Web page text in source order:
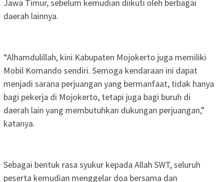
Jawa Timur, sebelum kemudian diikuti oleh berbagai
daerah lainnya.
“Alhamdulillah, kini Kabupaten Mojokerto juga memiliki
Mobil Komando sendiri. Semoga kendaraan ini dapat
menjadi sarana perjuangan yang bermanfaat, tidak hanya
bagi pekerja di Mojokerto, tetapi juga bagi buruh di
daerah lain yang membutuhkan dukungan perjuangan,”
katanya.
Sebagai bentuk rasa syukur kepada Allah SWT, seluruh
peserta kemudian menggelar doa bersama dan